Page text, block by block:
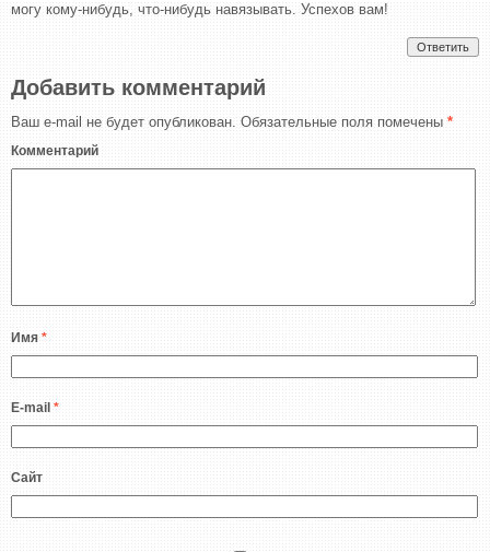
могу кому-нибудь, что-нибудь навязывать. Успехов вам!
Ответить
Добавить комментарий
Ваш e-mail не будет опубликован. Обязательные поля помечены *
Комментарий
Имя *
E-mail *
Сайт